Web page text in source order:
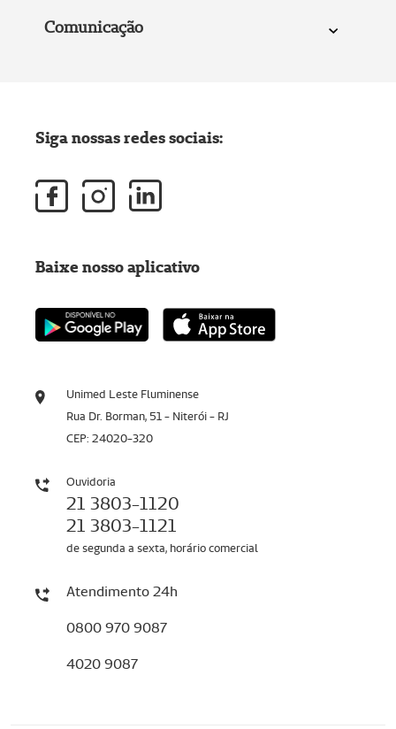
Comunicação
Unimed Leste Fluminense
Rua Dr. Borman, 51 - Niterói - RJ
CEP: 24020-320
Ouvidoria
21 3803-1120
21 3803-1121
de segunda a sexta, horário comercial
Atendimento 24h
0800 970 9087
4020 9087
Siga nossas redes sociais:
Baixe nosso aplicativo